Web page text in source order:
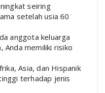
seiring
setelah usia 60
anggota keluarga
Anda memiliki risiko
Asia, dan Hispanik
terhadap jenis